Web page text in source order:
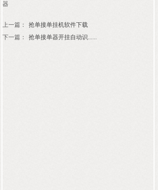
器
上一篇：
抢单接单挂机软件下载
下一篇：
抢单接单器开挂自动识......